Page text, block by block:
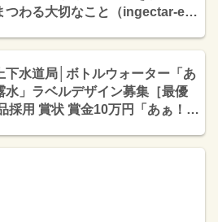
つわる大切なこと（ingectar-e・
下水道局│ボトルウォーター「あ
水」ラベルデザイン募集［最優
採用 賞状 賞金10万円「あぁ！関